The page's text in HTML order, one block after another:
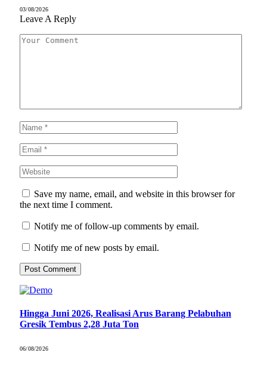
03/08/2026
Leave A Reply
Save my name, email, and website in this browser for
the next time I comment.
Notify me of follow-up comments by email.
Notify me of new posts by email.
Hingga Juni 2026, Realisasi Arus Barang Pelabuhan
Gresik Tembus 2,28 Juta Ton
06/08/2026